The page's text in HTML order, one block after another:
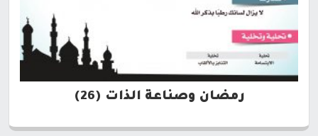
رمضان وصناعة الذات (26)